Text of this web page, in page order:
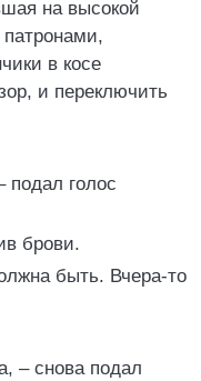
на высокой
в косе
и переключить
подал голос
брови.
быть. Вчера-то
– снова подал